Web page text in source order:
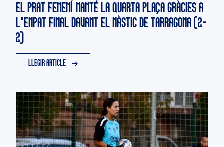
EL PRAT FEMENÍ MANTÉ LA QUARTA PLAÇA GRÀCIES A
L'EMPAT FINAL DAVANT EL NÀSTIC DE TARRAGONA (2-
2)
LLEGIR ARTICLE